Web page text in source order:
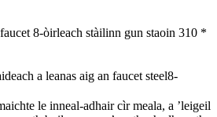
8-òirleach stàilinn gun staoin 310 *
a leanas aig an faucet steel8-
le inneal-adhair cìr meala, a ’leigeil